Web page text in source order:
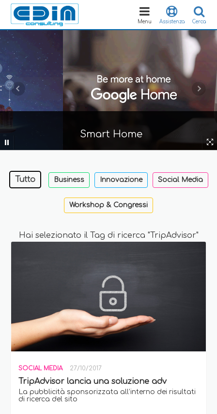
Cerca
Assistenza
Toggle
navigation
Menu
Smart Home
Tutto Business Innovazione Social Media
Workshop & Congressi
Hai selezionato il Tag di ricerca "TripAdvisor"
SOCIAL MEDIA 27/10/2017
TripAdvisor lancia una soluzione adv
La pubblicità sponsorizzata all’interno dei risultati
di ricerca del sito